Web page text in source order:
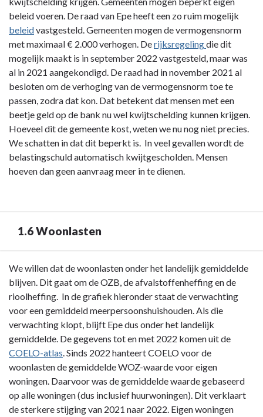
1.5
Kwijtschelding
beleid voeren. De raad van Epe heeft een zo ruim mogelijk
beleidvastgesteld. Gemeenten mogen de vermogensnorm
met maximaal € 2.000 verhogen. Derijksregelingdie dit
mogelijk maakt is in september 2022 vastgesteld, maar was
al in 2021 aangekondigd. De raad had in november 2021 al
besloten om de verhoging van de vermogensnorm toe te
passen, zodra dat kon. Dat betekent dat mensen met een
beetje geld op de bank nu wel kwijtschelding kunnen krijgen.
Hoeveel dit de gemeente kost, weten we nu nog niet precies.
We schatten in dat dit beperkt is. In veel gevallen wordt de
belastingschuld automatisch kwijtgescholden. Mensen
hoeven dan geen aanvraag meer in te dienen.
1.6 Woonlasten
Terug
naar
navigatie
Lokale
heffingen
1.6
Woonlasten
We willen dat de woonlasten onder het landelijk gemiddelde
blijven. Dit gaat om de OZB, de afvalstoffenheffing en de
rioolheffing. In de grafiek hieronder staat de verwachting
voor een gemiddeld meerpersoonshuishouden. Als die
verwachting klopt, blijft Epe dus onder het landelijk
gemiddelde. De gegevens tot en met 2022 komen uit de
COELO-atlas. Sinds 2022 hanteert COELO voor de
woonlasten de gemiddelde WOZ-waarde voor eigen
woningen. Daarvoor was de gemiddelde waarde gebaseerd
op alle woningen (dus inclusief huurwoningen). Dit verklaart
de sterkere stijging van 2021 naar 2022. Eigen woningen